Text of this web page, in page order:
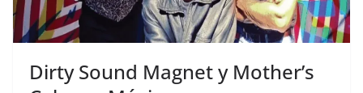
Dirty Sound Magnet y Mother’s